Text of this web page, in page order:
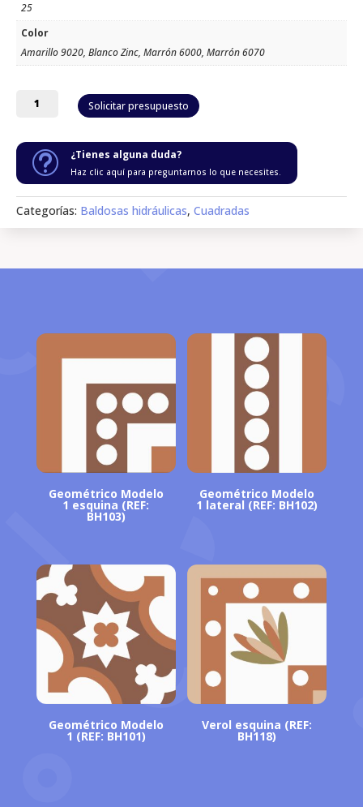
25
Color
Amarillo 9020, Blanco Zinc, Marrón 6000, Marrón 6070
esquina
(REF:
BH106)
cantidad
Solicitar presupuesto
t ¿Tienes alguna duda?
Haz clic aquí para preguntarnos lo que necesites.
Categorías: Baldosas hidráulicas, Cuadradas
Geométrico Modelo
1 esquina (REF:
BH103)
Geométrico Modelo
1 lateral (REF: BH102)
Geométrico Modelo
1 (REF: BH101)
Verol esquina (REF:
BH118)